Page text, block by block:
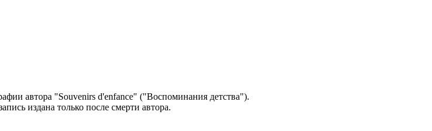
автора "Souvenirs d'enfance" ("Воспоминания детства").
издана только после смерти автора.